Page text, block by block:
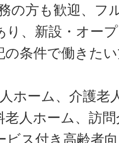
の方も歓迎、フ
り、新設・オー
の条件で働きた
ホーム、介護老
老人ホーム、訪
ビス付き高齢者